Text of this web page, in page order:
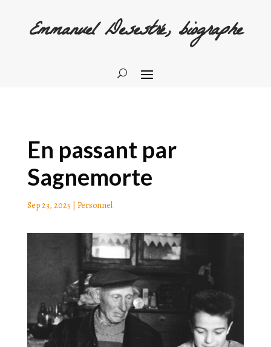
Emmanuel Desestré, biographe
En passant par
Sagnemorte
Sep 23, 2025 Personnel